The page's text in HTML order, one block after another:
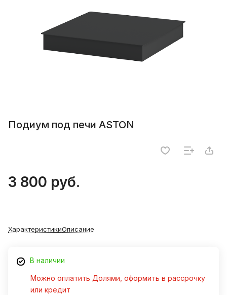
Подиум под печи ASTON
3 800 руб.
ХарактеристикиОписание
В наличии
Можно оплатить Долями, оформить в рассрочку
или кредит